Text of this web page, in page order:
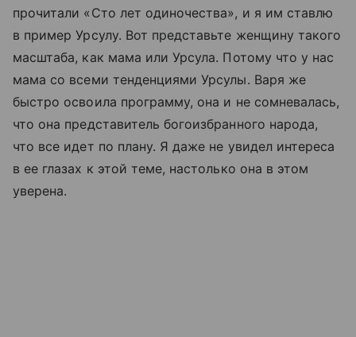
прочитали «Сто лет одиночества», и я им ставлю
в пример Урсулу. Вот представьте женщину такого
масштаба, как мама или Урсула. Потому что у нас
мама со всеми тенденциями Урсулы. Варя же
быстро освоила программу, она и не сомневалась,
что она представитель богоизбранного народа,
что все идет по плану. Я даже не увидел интереса
в ее глазах к этой теме, настолько она в этом
уверена.